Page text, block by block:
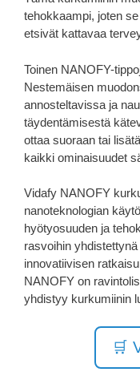
tehokkaampi, joten
etsivät kattavaa
Toinen NANOFY-
Nestemäisen
annosteltavissa ja
täydentämisestä
ottaa suoraan tai
kaikki ominaisuudet
Vidafy NANOFY
nanoteknologian
hyötyosuuden ja
rasvoihin
innovatiivisen
NANOFY on
yhdistyy kurkumiinin
🛒